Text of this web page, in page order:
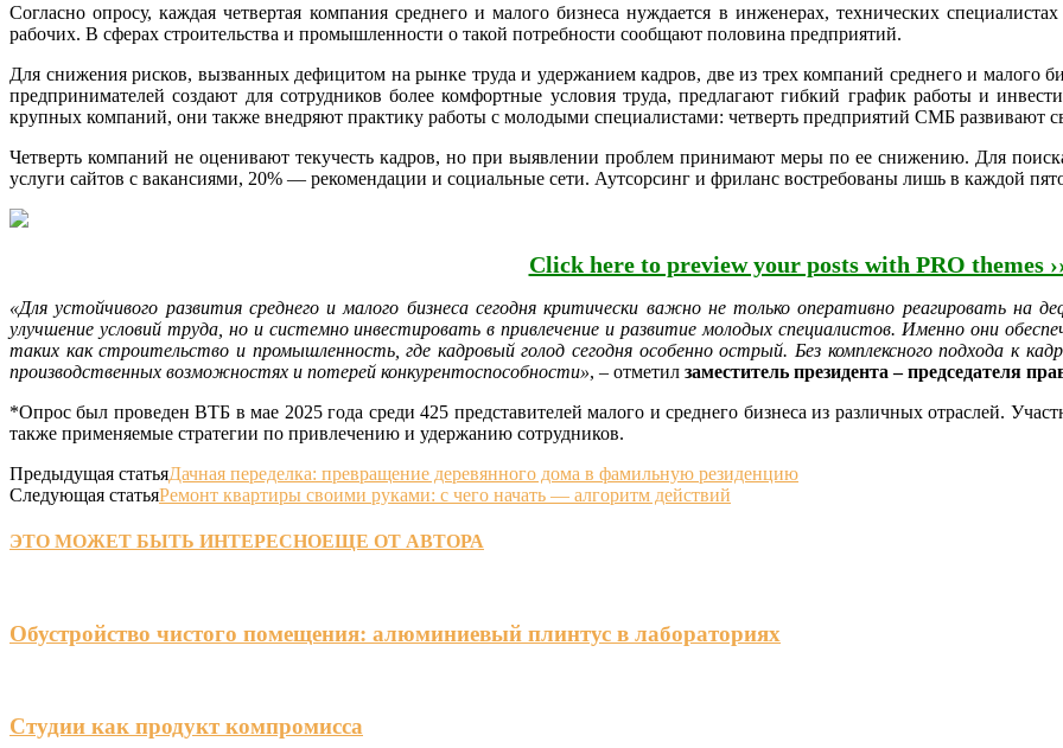
Согласно опросу, каждая четвертая компания среднего и малого бизнеса нуждается в инженерах, технических
рабочих. В сферах строительства и промышленности о такой потребности сообщают половина предприятий.
Для снижения рисков, вызванных дефицитом на рынке труда и удержанием кадров, две из трех компаний среднего и малого
предпринимателей создают для сотрудников более комфортные условия труда, предлагают гибкий график работы и
крупных компаний, они также внедряют практику работы с молодыми специалистами: четверть предприятий СМБ развивают
Четверть компаний не оценивают текучесть кадров, но при выявлении проблем принимают меры по ее снижению. Для
услуги сайтов с вакансиями, 20% — рекомендации и социальные сети. Аутсорсинг и фриланс востребованы лишь в каждой
Click here to preview your posts with PRO themes
«Для устойчивого развития среднего и малого бизнеса сегодня критически важно не только оперативно реагировать на
улучшение условий труда, но и системно инвестировать в привлечение и развитие молодых специалистов. Именно они
таких как строительство и промышленность, где кадровый голод сегодня особенно острый. Без комплексного подхода к
производственных возможностях и потерей конкурентоспособности», – отметил заместитель президента – председателя
*Опрос был проведен ВТБ в мае 2025 года среди 425 представителей малого и среднего бизнеса из различных отраслей.
также применяемые стратегии по привлечению и удержанию сотрудников.
Предыдущая статьяДачная переделка: превращение деревянного дома в фамильную резиденцию
Следующая статьяРемонт квартиры своими руками: с чего начать — алгоритм действий
ЭТО МОЖЕТ БЫТЬ ИНТЕРЕСНОЕЩЕ ОТ АВТОРА
Обустройство чистого помещения: алюминиевый плинтус в лабораториях
Студии как продукт компромисса